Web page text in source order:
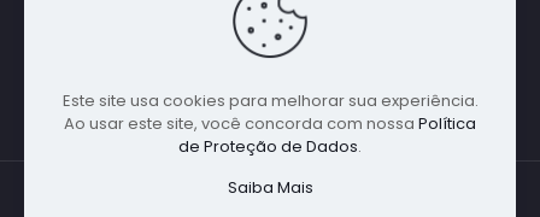
Este site usa cookies para melhorar sua experiência.
Ao usar este site, você concorda com nossa Política
de Proteção de Dados.
Saiba Mais